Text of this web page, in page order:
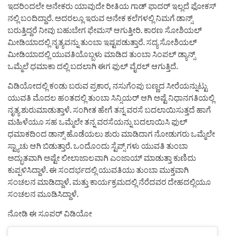
ಇದರಿಂದಲೇ ಅನೇಕರು ಯಾವುದೇ ರೀತಿಯ ಗಾಡ್ ಫಾದರ್ ಇಲ್ಲದೆ ಫೋಕಸ್
ನಲ್ಲಿ ಬಂದಿದ್ದಾರೆ. ಅದರಲ್ಲೂ ಇರುವ ಅನೇಕ ಕಲೆಗಳಲ್ಲಿ ನಿಮಗೆ ಡಾನ್ಸ್
ಬರುತ್ತಿದ್ದರೆ ನೀವು ಬಹುಬೇಗ ಫೇಮಸ್ ಆಗುತ್ತೀರಿ. ಕಾರಣ ಸೋಶಿಯಲ್
ಮೀಡಿಯಾದಲ್ಲಿ ನೃತ್ಯವನ್ನು ತುಂಬಾ ಇಷ್ಟಪಡುತ್ತಾರೆ. ಸದ್ಯ ಸೋಶಿಯಲ್
ಮೀಡಿಯಾದಲ್ಲಿ ಯುವತಿಯೊಬ್ಬಳು ಮಾಡಿದ ತುಂಬಾ ಸಿಂಪಲ್ ಡ್ಯಾನ್ಸ್
ಒಮ್ಮೆಲೆ ಧಮಾಕಾ ದಲ್ಲಿ ಬದಲಾಗಿ ಈಗ ಫುಲ್ ವೈರಲ್ ಆಗುತ್ತಿದೆ.
ವಿಡಿಯೋದಲ್ಲಿ ಕಂಡು ಬರುವ ಪ್ರಕಾರ, ನಸುಗೆಂಪು ಬಣ್ಣದ ಸೀರೆಯನ್ನುಟ್ಟು
ಯುವತಿ ಮೊದಲ ಹಂತದಲ್ಲಿ ತುಂಬಾ ಸಿನ್ಸಿಯರ್ ಆಗಿ ಅಷ್ಟೆ ನಿಧಾನಗತಿಯಲ್ಲಿ
ನೃತ್ಯ ಶುರುಮಾಡುತ್ತಾಳೆ. ಸಂಗೀತ ಹೇಗೆ ತನ್ನ ವರಸೆ ಬದಲಾಯಿಸುತ್ತದೆ ಹಾಗೆ
ಮಹಿಳೆಯೂ ಸಹ ಒಮ್ಮೆಲೇ ತನ್ನ ವರಸೆಯನ್ನು ಬದಲಾಯಿಸಿ ಫುಲ್
ಧಮಾಕದಿಂದ ಡಾನ್ಸ್ ಹೊಡೆಯಲು ಶುರು ಮಾಡಿದಾಗ ನೋಡುಗರು ಒಮ್ಮೆಲೇ
ಸ್ಟ್ಯಾಚು ಆಗಿ ಬಿಡುತ್ತಾರೆ. ಒಂದೊಂದು ಸ್ಟೆಪ್ಸ್ ಗಳು ಯುವತಿ ತುಂಬಾ
ಅದ್ಭುತವಾಗಿ ಅಷ್ಟೇ ಲೀಲಾಜಾಲವಾಗಿ ಎಂಜಾಯ್ ಮಾಡುತ್ತಾ ಕುಣಿದು
ಕುಪ್ಪಳಿಸಿದ್ದಾಳೆ. ಈ ಸಂದರ್ಭದಲ್ಲಿ ಯುವತಿಯು ತುಂಬಾ ಮುಕ್ತವಾಗಿ
ಸಂಚಲನ ಮಾಡಿದ್ದಾಳೆ. ಮತ್ತು ಕಾರ್ಯಕ್ರಮದಲ್ಲಿ ನೆರೆದವರ ದೇಹದಲ್ಲಿಯೂ
ಸಂಚಲನ ಮೂಡಿಸಿದ್ದಾಳೆ.
ನೋಡಿ ಈ ಸೂಪರ್ ವಿಡಿಯೋ